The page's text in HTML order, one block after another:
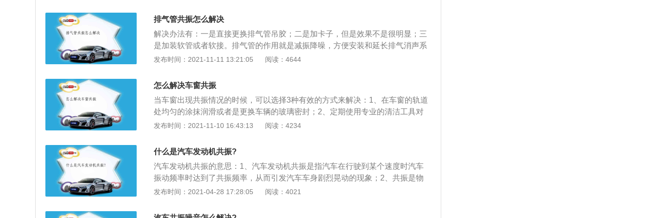
动机功率不足。共振是指一物理系统在特定频率下，比其他频率以更大的振幅做
振动的情形，这些特定频率称之为共振频率。
排气管共振怎么解决
解决办法有：一是直接更换排气管吊胶；二是加卡子，但是效果不是很明显；三
是加装软管或者软接。排气管的作用就是减振降噪，方便安装和延长排气消声系
统寿命。排期共振的情况分为两种：一种是声音上的共振，也叫共鸣。还有一种
化器之后的排气中段之前安装纹波管来降低传递到中尾段的振动，这种纹波管就
相当于一个弹簧减震系统，经过合理的设计的纹波管可以衰减大部分沿着排气管
传播的振动，但是依然会有部分剩余的振动继续传播。
发布时间：2021-11-11 13:21:05 阅读：4644
怎么解决车窗共振
当车窗出现共振情况的时候，可以选择3种有效的方式来解决：1、在车窗的轨道
处均匀的涂抹润滑或者是更换车辆的玻璃密封；2、定期使用专业的清洁工具对
车窗玻璃导轨里面的杂质进行清理；3、拆除仪表台进行检修。车辆的车窗玻璃
的发现窗户存在一定的弧度。这种设计的主要目的就是为了保证驾驶人员的行车
视线不收到外界的影响；并且，车辆的前挡风玻璃的主要组成部分是钢化玻璃，
这种材质可以承受比较大的冲击力。而且即使发生很严重的撞击，钢化玻璃也只
会分裂成很多带钝边的小碎块，不会对驾驶人员造成实质性的伤害。
发布时间：2021-11-10 16:43:13 阅读：4234
什么是汽车发动机共振?
汽车发动机共振的意思：1、汽车发动机共振是指汽车在行驶到某个速度时汽车
振动频率时达到了共振频率，从而引发汽车车身剧烈晃动的现象；2、共振是物
理学上的一个运用频率非常高的专业术语；3、是指一物理系统在特定频率下，
发布时间：2021-04-28 17:28:05 阅读：4021